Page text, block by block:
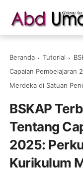
Beranda Tutorial
Capaian Pembelajaran
Merdeka di Satuan
BSKAP
Tentang
2025:
Kurikulum